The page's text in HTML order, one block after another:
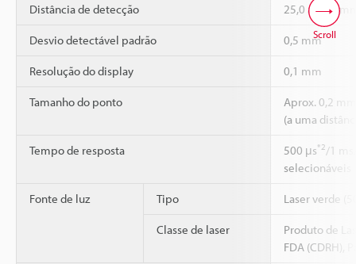
Distância de detecção 25,0 a 50,0
Desvio detectável padrão 0,5 mm
Resolução do display 0,1 mm
Tamanho do ponto
Aprox. 0,2
(a uma
Tempo de resposta 500 μs*2/1
selecionáveis
Fonte de luz Tipo Laser verde
Classe de laser
Produto de
FDA (CDRH),
Scroll